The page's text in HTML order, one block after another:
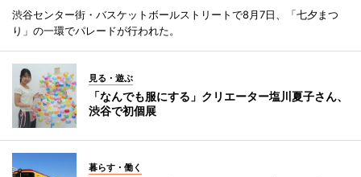
渋谷センター街・バスケットボールストリートで8月7日、「七夕まつ
り」の一環でパレードが行われた。
見る・遊ぶ
「なんでも服にする」クリエーター塩川夏子さん、
渋谷で初個展
暮らす・働く